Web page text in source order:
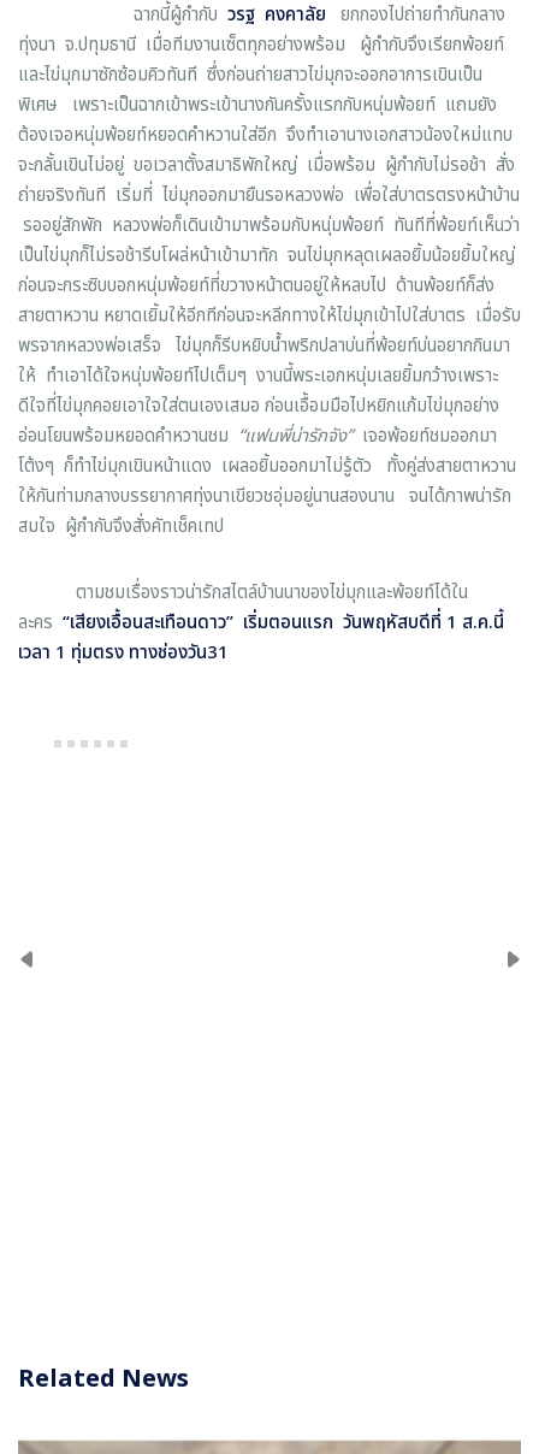
ฉากนี้ผู้กำกับ วรฐ คงคาลัย ยกกองไปถ่ายทำกันกลาง
ทุ่งนา จ.ปทุมธานี เมื่อทีมงานเซ็ตทุกอย่างพร้อม ผู้กำกับจึงเรียกพ้อยท์
และไข่มุกมาซักซ้อมคิวทันที ซึ่งก่อนถ่ายสาวไข่มุกจะออกอาการเขินเป็น
พิเศษ เพราะเป็นฉากเข้าพระเข้านางกันครั้งแรกกับหนุ่มพ้อยท์ แถมยัง
ต้องเจอหนุ่มพ้อยท์หยอดคำหวานใส่อีก จึงทำเอานางเอกสาวน้องใหม่แทบ
จะกลั้นเขินไม่อยู่ ขอเวลาตั้งสมาธิพักใหญ่ เมื่อพร้อม ผู้กำกับไม่รอช้า สั่ง
ถ่ายจริงทันที เริ่มที่ ไข่มุกออกมายืนรอหลวงพ่อ เพื่อใส่บาตรตรงหน้าบ้าน
รออยู่สักพัก หลวงพ่อก็เดินเข้ามาพร้อมกับหนุ่มพ้อยท์ ทันทีที่พ้อยท์เห็นว่า
เป็นไข่มุกก็ไม่รอช้ารีบโผล่หน้าเข้ามาทัก จนไข่มุกหลุดเผลอยิ้มน้อยยิ้มใหญ่
ก่อนจะกระซิบบอกหนุ่มพ้อยท์ที่ขวางหน้าตนอยู่ให้หลบไป ด้านพ้อยท์ก็ส่ง
สายตาหวาน หยาดเยิ้มให้อีกทีก่อนจะหลีกทางให้ไข่มุกเข้าไปใส่บาตร เมื่อรับ
พรจากหลวงพ่อเสร็จ ไข่มุกก็รีบหยิบน้ำพริกปลาบ่นที่พ้อยท์บ่นอยากกินมา
ให้ ทำเอาได้ใจหนุ่มพ้อยท์ไปเต็มๆ งานนี้พระเอกหนุ่มเลยยิ้มกว้างเพราะ
ดีใจที่ไข่มุกคอยเอาใจใส่ตนเองเสมอ ก่อนเอื้อมมือไปหยิกแก้มไข่มุกอย่าง
อ่อนโยนพร้อมหยอดคำหวานชม “แฟนพี่น่ารักจัง”เจอพ้อยท์ชมออกมา
โต้งๆ ก็ทำไข่มุกเขินหน้าแดง เผลอยิ้มออกมาไม่รู้ตัว ทั้งคู่ส่งสายตาหวาน
ให้กันท่ามกลางบรรยากาศทุ่งนาเขียวชอุ่มอยู่นานสองนาน จนได้ภาพน่ารัก
สมใจ ผู้กำกับจึงสั่งคัทเช็คเทป
ตามชมเรื่องราวน่ารักสไตล์บ้านนาของไข่มุกและพ้อยท์ได้ใน
ละคร “เสียงเอื้อนสะเทือนดาว” เริ่มตอนแรก วันพฤหัสบดีที่ 1 ส.ค.นี้
เวลา 1 ทุ่มตรง ทางช่องวัน31
Related News